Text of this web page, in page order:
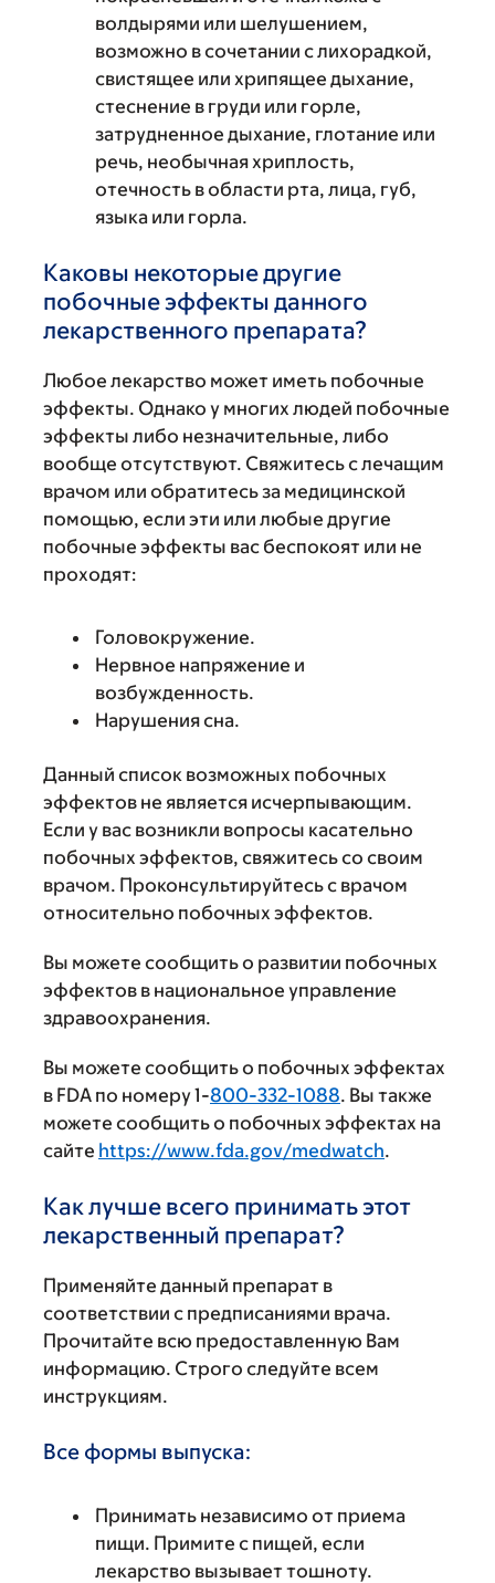
волдырями или шелушением,
возможно в сочетании с лихорадкой,
свистящее или хрипящее дыхание,
стеснение в груди или горле,
затрудненное дыхание, глотание или
речь, необычная хриплость,
отечность в области рта, лица, губ,
языка или горла.
Каковы некоторые другие
побочные эффекты данного
лекарственного препарата?
Любое лекарство может иметь побочные
эффекты. Однако у многих людей побочные
эффекты либо незначительные, либо
вообще отсутствуют. Свяжитесь с лечащим
врачом или обратитесь за медицинской
помощью, если эти или любые другие
побочные эффекты вас беспокоят или не
проходят:
Головокружение.
Нервное напряжение и
возбужденность.
Нарушения сна.
Данный список возможных побочных
эффектов не является исчерпывающим.
Если у вас возникли вопросы касательно
побочных эффектов, свяжитесь со своим
врачом. Проконсультируйтесь с врачом
относительно побочных эффектов.
Вы можете сообщить о развитии побочных
эффектов в национальное управление
здравоохранения.
Вы можете сообщить о побочных эффектах
в FDA по номеру 1-800-332-1088. Вы также
можете сообщить о побочных эффектах на
сайте https://www.fda.gov/medwatch.
Как лучше всего принимать этот
лекарственный препарат?
Применяйте данный препарат в
соответствии с предписаниями врача.
Прочитайте всю предоставленную Вам
информацию. Строго следуйте всем
инструкциям.
Все формы выпуска:
Принимать независимо от приема
пищи. Примите с пищей, если
лекарство вызывает тошноту.